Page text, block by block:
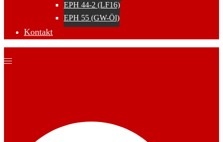
EPH 44-2 (LF16)
EPH 55 (GW-Öl)
Kontakt
Menü